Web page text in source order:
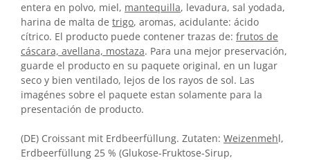
entera en polvo, miel, mantequilla, levadura, sal yodada,
harina de malta de trigo, aromas, acidulante: ácido
cítrico. El producto puede contener trazas de: frutos de
cáscara, avellana, mostaza. Para una mejor preservación,
guarde el producto en su paquete original, en un lugar
seco y bien ventilado, lejos de los rayos de sol. Las
imagénes sobre el paquete estan solamente para la
presentación de producto.
(DE) Croissant mit Erdbeerfüllung. Zutaten: Weizenmehl,
Erdbeerfüllung 25 % (Glukose-Fruktose-Sirup,